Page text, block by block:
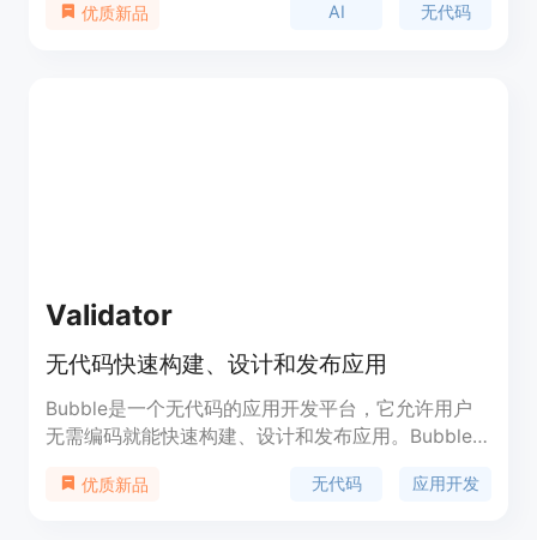
销售、运营、项目、IT和科技等多个领域。该平台以
优质新品 AI 无代码
Validator
无代码快速构建、设计和发布应用
Bubble是一个无代码的应用开发平台，它允许用户
无需编码就能快速构建、设计和发布应用。Bubble
各种编程场景。Bubble的定价策略根据不同的需求
优质新品 无代码 应用开发